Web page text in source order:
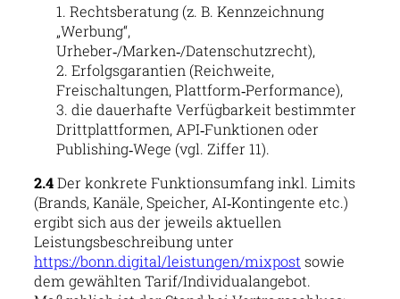
Rechtsberatung (z. B. Kennzeichnung
„Werbung“,
Urheber‑/Marken‑/Datenschutzrecht),
Erfolgsgarantien (Reichweite,
Freischaltungen, Plattform‑Performance),
die dauerhafte Verfügbarkeit bestimmter
Drittplattformen, API‑Funktionen oder
Publishing‑Wege (vgl. Ziffer 11).
2.4Der konkrete Funktionsumfang inkl. Limits
(Brands, Kanäle, Speicher, AI‑Kontingente etc.)
ergibt sich aus der jeweils aktuellen
Leistungsbeschreibung unter
https://bonn.digital/leistungen/mixpost sowie
dem gewählten Tarif/Individualangebot.